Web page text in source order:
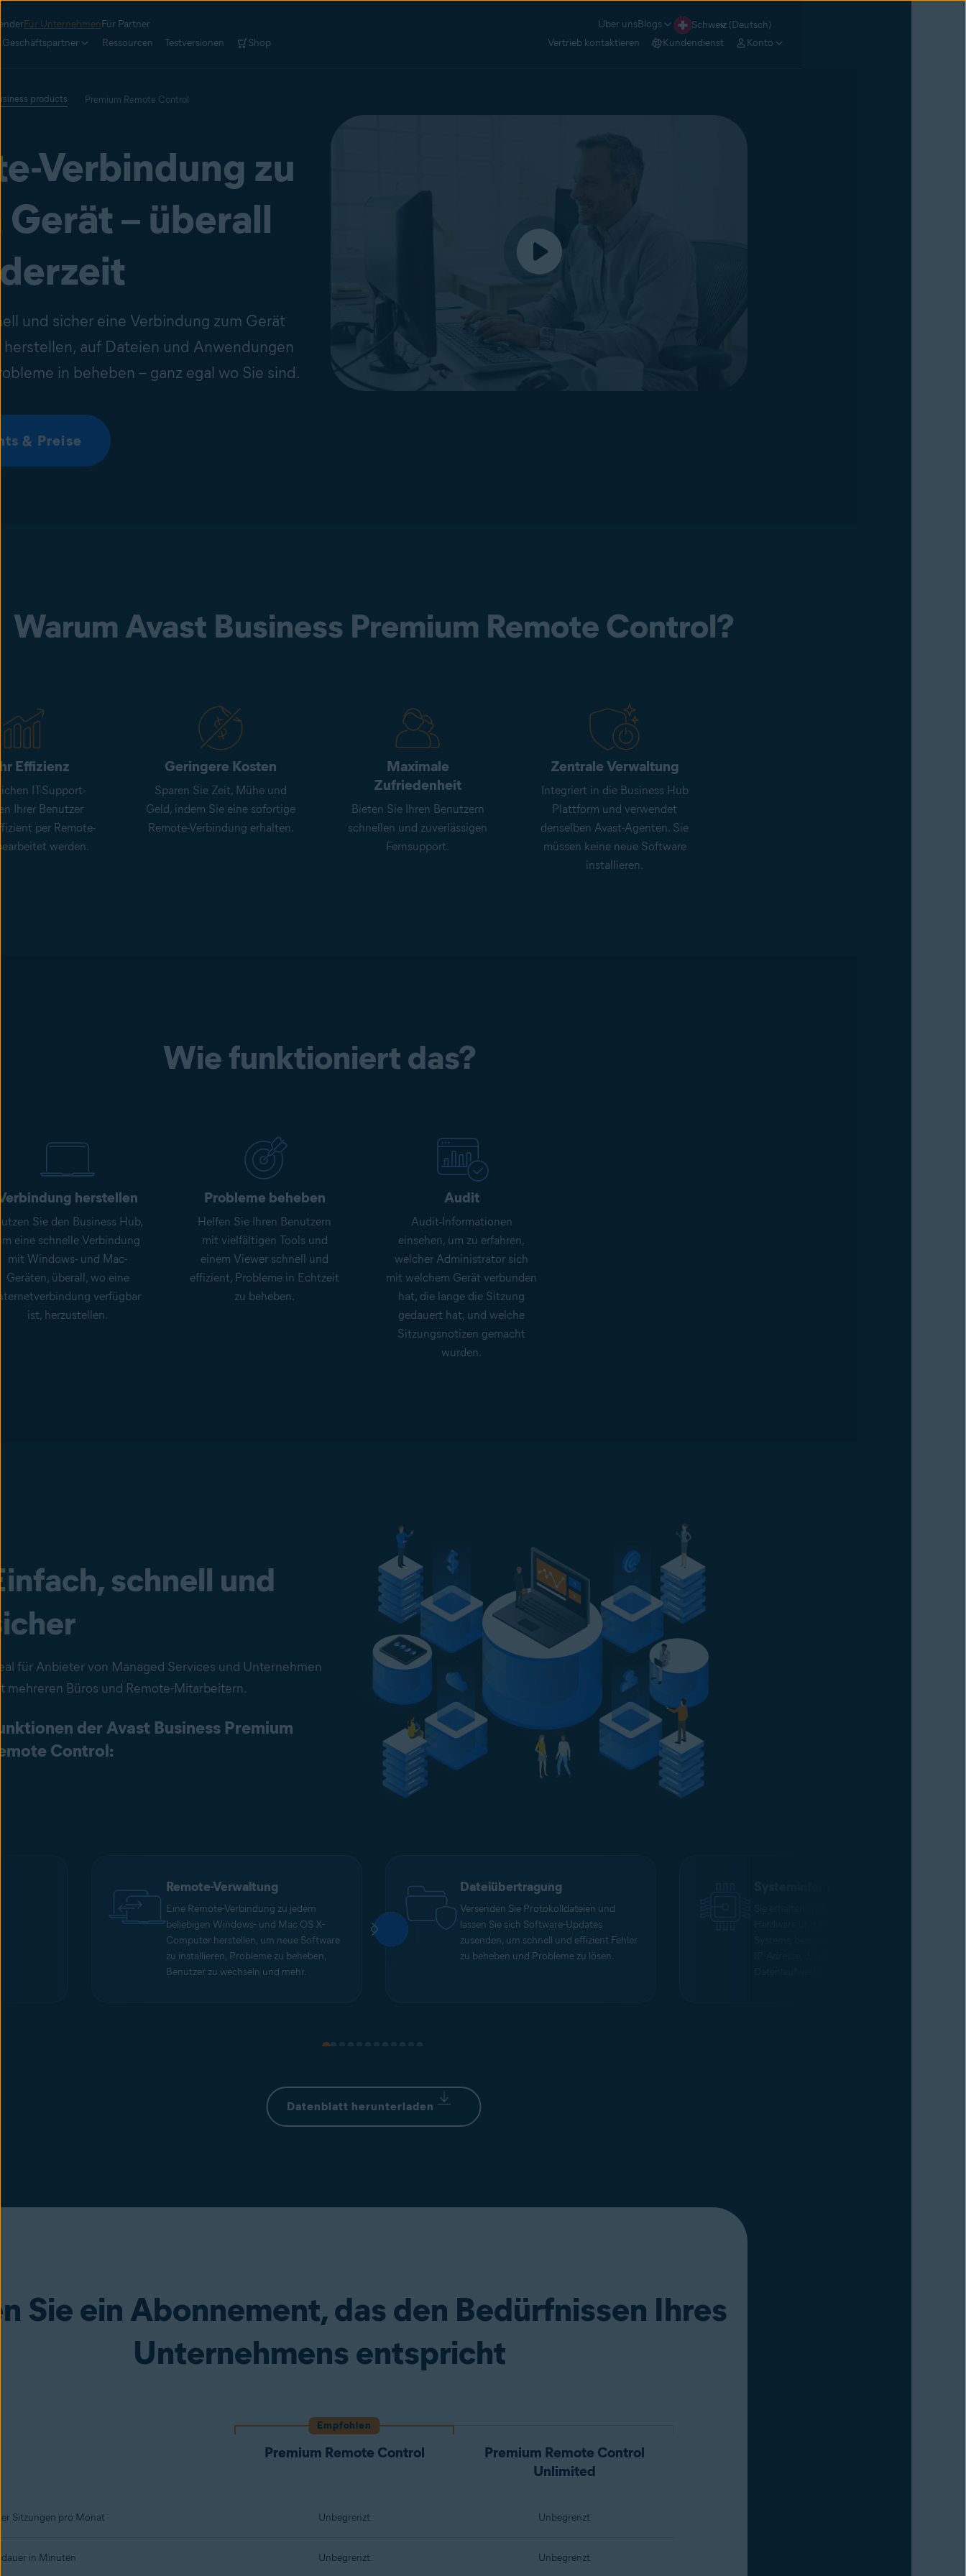
Für UnternehmenFür Partner Über unsBlogs
Schweiz (Deutsch)
Geschäftspartner
Ressourcen Testversionen Shop Vertrieb kontaktieren Kundendienst Konto
products Premium Remote Control
Verbindung zu
– überall
und sicher eine Verbindung zum Gerät
auf Dateien und Anwendungen
in beheben – ganz egal wo Sie sind.
& Preise
Warum Avast Business Premium Remote Control?
Effizienz
IT-Support-
Ihrer Benutzer
per Remote-
werden.
Geringere Kosten
Sparen Sie Zeit, Mühe und
Geld, indem Sie eine sofortige
Remote-Verbindung erhalten.
Maximale
Zufriedenheit
Bieten Sie Ihren Benutzern
schnellen und zuverlässigen
Fernsupport.
Zentrale Verwaltung
Integriert in die Business Hub
Plattform und verwendet
denselben Avast-Agenten. Sie
müssen keine neue Software
installieren.
Wie funktioniert das?
herstellen
Sie den Business Hub,
eine schnelle Verbindung
mit Windows- und Mac-
Geräten, überall, wo eine
verfügbar
ist, herzustellen.
Probleme beheben
Helfen Sie Ihren Benutzern
mit vielfältigen Tools und
einem Viewer schnell und
effizient, Probleme in Echtzeit
zu beheben.
Audit
Audit-Informationen
einsehen, um zu erfahren,
welcher Administrator sich
mit welchem Gerät verbunden
hat, die lange die Sitzung
gedauert hat, und welche
Sitzungsnotizen gemacht
wurden.
schnell und
für Anbieter von Managed Services und Unternehmen
mehreren Büros und Remote-Mitarbeitern.
der Avast Business Premium
Control:
Remote-Verwaltung
Eine Remote-Verbindung zu jedem
beliebigen Windows- und Mac OS X-
Computer herstellen, um neue Software
zu installieren, Probleme zu beheben,
Benutzer zu wechseln und mehr.
Dateiübertragung
Versenden Sie Protokolldateien und
lassen Sie sich Software-Updates
zusenden, um schnell und effizient Fehler
zu beheben und Probleme zu lösen.
Datenblatt herunterladen
Sie ein Abonnement, das den Bedürfnissen Ihres
Unternehmens entspricht
Empfohlen
Premium Remote Control
Premium Remote Control
Unlimited
Sitzungen pro Monat Unbegrenzt Unbegrenzt
in Minuten Unbegrenzt Unbegrenzt